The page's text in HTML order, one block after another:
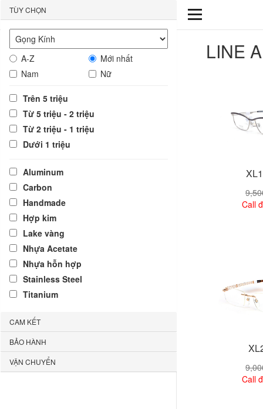
LINE
TÙY CHỌN
A-Z
Mới nhất
Nam
Nữ
Trên 5 triệu
Từ 5 triệu - 2 triệu
Từ 2 triệu - 1 triệu
Dưới 1 triệu
Aluminum
Carbon
Handmade
Hợp kim
Lake vàng
Nhựa Acetate
Nhựa hỗn hợp
Stainless Steel
Titanium
CAM KẾT
BẢO HÀNH
VẬN CHUYỂN
Call
Call